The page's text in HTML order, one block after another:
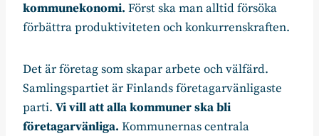
kommunekonomi. Först ska man alltid försöka
förbättra produktiviteten och konkurrenskraften.
Det är företag som skapar arbete och välfärd.
Samlingspartiet är Finlands företagarvänligaste
parti. Vi vill att alla kommuner ska bli
företagarvänliga. Kommunernas centrala